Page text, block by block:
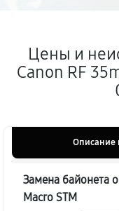
Цены и
Canon RF
Описание
Замена байонета
Macro STM